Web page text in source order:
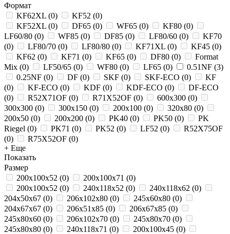
Формат
KF62XL (0) KF52 (0)
KF52XL (0) DF65 (0) WF65 (0) KF80 (0)
LF60/80 (0) WF85 (0) DF85 (0) LF80/60 (0)
KF70
(0) LF80/70 (0) LF80/80 (0) KF71XL (0) KF45 (0)
KF62 (0) KF71 (0) KF65 (0) DF80 (0)
Format
Mix (0) LF50/65 (0) WF80 (0) LF65 (0) 0.51NF (3)
0.25NF (0) DF (0) SKF (0) SKF-ECO (0)
KF
(0) KF-ECO (0) KDF (0) KDF-ECO (0)
DF-ECO
(0) R52X71OF (0) R71X52OF (0) 600x300 (0)
300x300 (0) 300x150 (0) 200x100 (0) 320х80 (0)
200x50 (0) 200х200 (0) PK40 (0) PK50 (0)
PK
Riegel (0) PK71 (0) PK52 (0) LF52 (0)
R52X75OF
(0) R75X52OF (0)
+ Еще
Показать
Размер
200х100х52 (0) 200x100x71 (0)
200x100x52 (0) 240x118x52 (0) 240x118x62 (0)
204x50x67 (0) 206x102x80 (0) 245x60x80 (0)
204x67x67 (0) 206x51x85 (0) 206x67x85 (0)
245x80x60 (0) 206x102x70 (0) 245x80x70 (0)
245x80x80 (0) 240x118x71 (0) 200x100x45 (0)